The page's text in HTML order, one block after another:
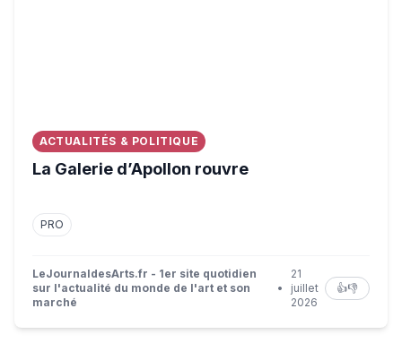
ACTUALITÉS & POLITIQUE
La Galerie d’Apollon rouvre
PRO
LeJournaldesArts.fr - 1er site quotidien
sur l'actualité du monde de l'art et son
marché
•
21
juillet
2026
👍👎